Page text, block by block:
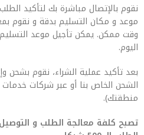
نقوم بالإتصال مباشرة بك لتأكيد
موعد و مكان التسليم بدقة و نقوم
وقت ممكن. يمكن تأجيل موعد
اليوم.
بعد تأكيد عملية الشراء، نقوم بشحن
الشحن الخاص بنا أو عبر شركات
منطقتك).
تصبح كلفة معالجة الطلب و